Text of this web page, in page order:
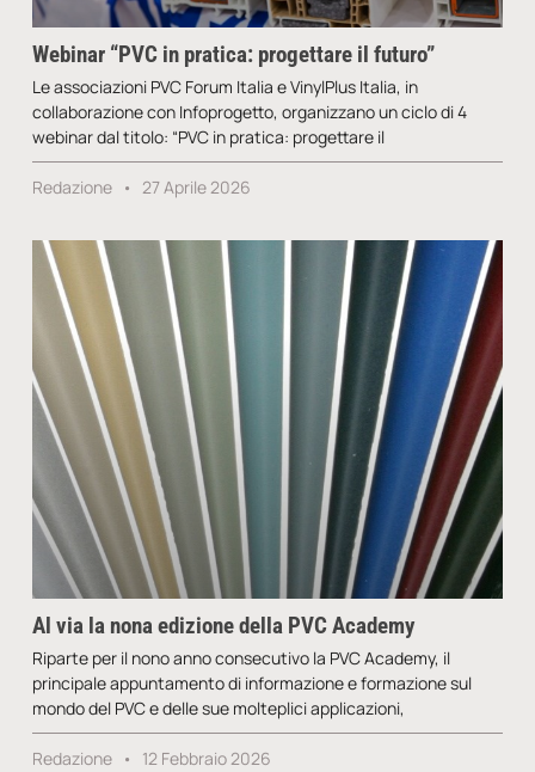
Webinar “PVC in pratica: progettare il futuro”
Le associazioni PVC Forum Italia e VinylPlus Italia, in
collaborazione con Infoprogetto, organizzano un ciclo di 4
webinar dal titolo: “PVC in pratica: progettare il
Redazione 27 Aprile 2026
Al via la nona edizione della PVC Academy
Riparte per il nono anno consecutivo la PVC Academy, il
principale appuntamento di informazione e formazione sul
mondo del PVC e delle sue molteplici applicazioni,
Redazione 12 Febbraio 2026